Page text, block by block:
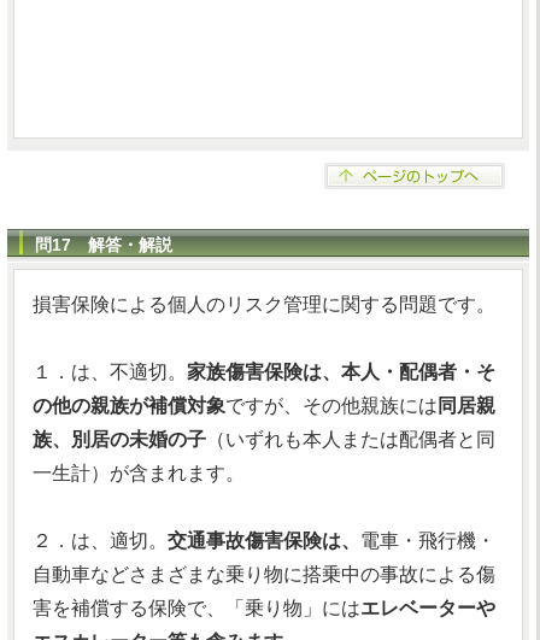
問17 解答・解説
損害保険による個人のリスク管理に関する問題です。
１．は、不適切。 家族傷害保険は、本人・配偶者・そ
の他の親族が補償対象ですが、その他親族には 同居親
族、別居の未婚の子 （いずれも本人または配偶者と同
一生計）が含まれます。
２．は、適切。 交通事故傷害保険は、 電車・飛行機・
自動車などさまざまな乗り物に搭乗中の事故による傷
害を補償する保険で、「乗り物」にはエレベーターや